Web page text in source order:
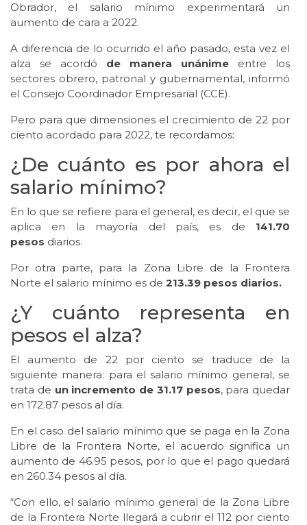
Obrador, el salario mínimo experimentará un
aumento de cara a 2022.
A diferencia de lo ocurrido el año pasado, esta vez el
alza se acordó de manera unánime entre los
sectores obrero, patronal y gubernamental, informó
el Consejo Coordinador Empresarial (CCE).
Pero para que dimensiones el crecimiento de 22 por
ciento acordado para 2022, te recordamos:
¿De cuánto es por ahora el
salario mínimo?
En lo que se refiere para el general, es decir, el que se
aplica en la mayoría del país, es de 141.70
pesos diarios.
Por otra parte, para la Zona Libre de la Frontera
Norte el salario mínimo es de 213.39 pesos diarios.
¿Y cuánto representa en
pesos el alza?
El aumento de 22 por ciento se traduce de la
siguiente manera: para el salario mínimo general, se
trata de un incremento de 31.17 pesos, para quedar
en 172.87 pesos al día.
En el caso del salario mínimo que se paga en la Zona
Libre de la Frontera Norte, el acuerdo significa un
aumento de 46.95 pesos, por lo que el pago quedará
en 260.34 pesos al día.
“Con ello, el salario mínimo general de la Zona Libre
de la Frontera Norte llegará a cubrir el 112 por ciento